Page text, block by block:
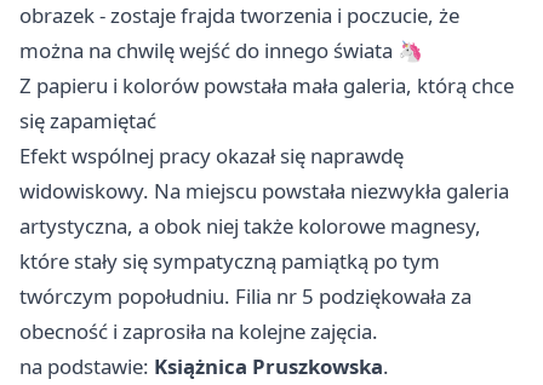
obrazek - zostaje frajda tworzenia i poczucie, że
można na chwilę wejść do innego świata 🦄
Z papieru i kolorów powstała mała galeria, którą chce
się zapamiętać
Efekt wspólnej pracy okazał się naprawdę
widowiskowy. Na miejscu powstała niezwykła galeria
artystyczna, a obok niej także kolorowe magnesy,
które stały się sympatyczną pamiątką po tym
twórczym popołudniu. Filia nr 5 podziękowała za
obecność i zaprosiła na kolejne zajęcia.
na podstawie: Książnica Pruszkowska.